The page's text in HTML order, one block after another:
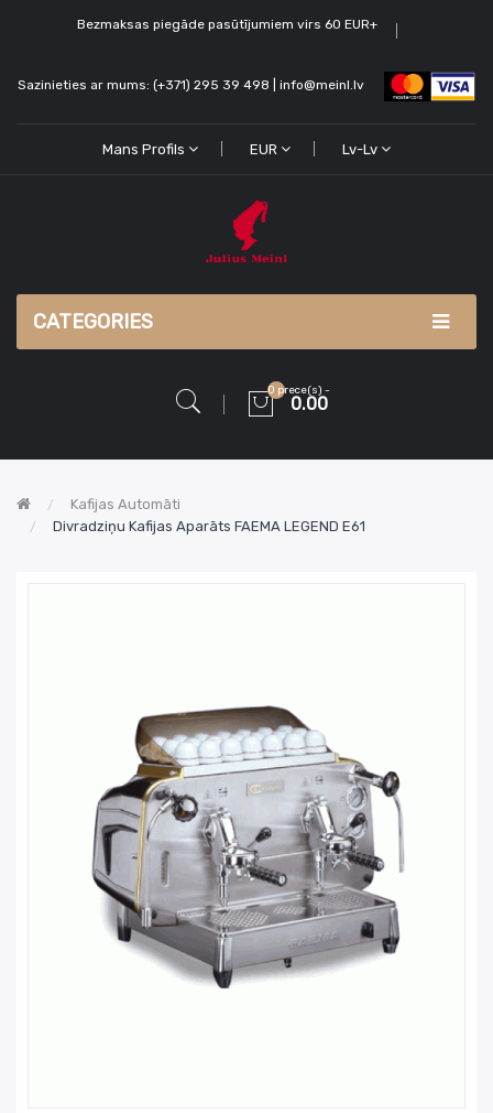
Bezmaksas piegāde pasūtījumiem virs 60 EUR+
Sazinieties ar mums: (+371) 295 39 498 | info@meinl.lv
Mans Profils EUR Lv-Lv
CATEGORIES
0 prece(s) -
0.00
Kafijas Automāti
Divradziņu Kafijas Aparāts FAEMA LEGEND E61